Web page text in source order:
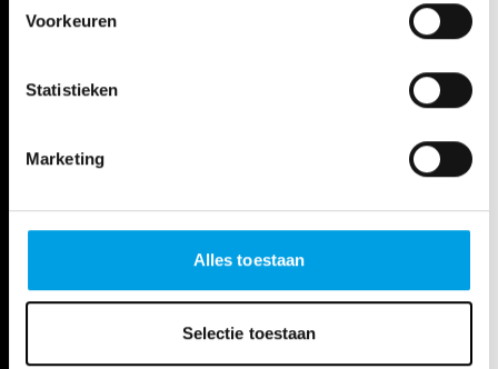
Voorkeuren
Statistieken
Marketing
Alles toestaan
Selectie toestaan